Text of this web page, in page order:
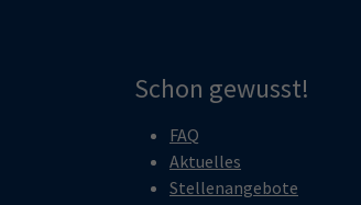
Schon gewusst!
FAQ
Aktuelles
Stellenangebote